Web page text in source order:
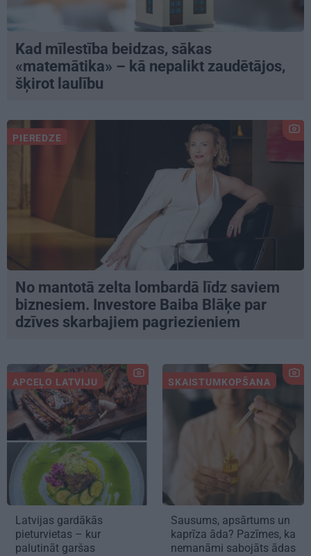
Kad mīlestība beidzas, sākas
«matemātika» – kā nepalikt zaudētājos,
šķirot laulību
PIEREDZE
No mantotā zelta lombardā līdz saviem
biznesiem. Investore Baiba Blāķe par
dzīves skarbajiem pagriezieniem
APCEĻO LATVIJU
Latvijas gardākās
pieturvietas – kur
palutināt garšas
SKAISTUMKOPŠANA
Sausums, apsārtums un
kaprīza āda? Pazīmes, ka
nemanāmi sabojāts ādas